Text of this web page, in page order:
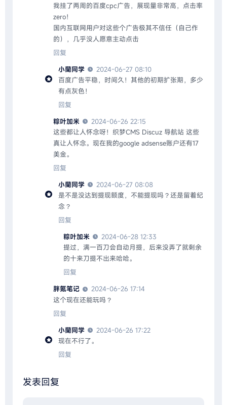
我挂了两周的百度cpc广告，展现量非常高，点击率
zero！
国内互联网用户对这些个广告极其不信任（自己作
的），几乎没人愿意主动点击
回复
小蘭同学
2024-06-27 08:10
百度广告平稳，时间久！其他的初期扩张期，多少
有点灰色！
回复
粽叶加米
2024-06-26 22:15
这些都让人怀念呀！织梦CMS Discuz 导航站 这些
真让人怀念。现在我的google adsense账户还有17
美金。
回复
小蘭同学
2024-06-27 08:08
是不是没达到提现额度，不能提现吗？还是留着纪
念？
回复
粽叶加米
2024-06-28 12:33
提过，满一百刀会自动月提，后来没弄了就剩余
的十来刀提不出来哈哈。
回复
胖氪笔记
2024-06-26 17:14
这个现在还能玩吗？
回复
小蘭同学
2024-06-26 17:22
现在不行了。
回复
发表回复